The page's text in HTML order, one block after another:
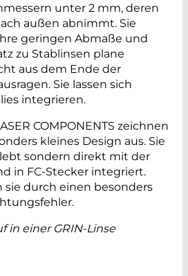
unter 2 mm, deren
außen abnimmt. Sie
geringen Abmaße und
zu Stablinsen plane
aus dem Ende der
Sie lassen sich
integrieren.
COMPONENTS zeichnen
kleines Design aus. Sie
sondern direkt mit der
in FC-Stecker integriert.
sie durch einen besonders
in einer GRIN-Linse